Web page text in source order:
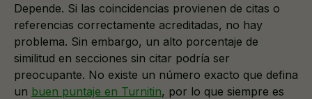
Depende. Si las coincidencias provienen de citas o
referencias correctamente acreditadas, no hay
problema. Sin embargo, un alto porcentaje de
similitud en secciones sin citar podría ser
preocupante. No existe un número exacto que defina
un buen puntaje en Turnitin, por lo que siempre es